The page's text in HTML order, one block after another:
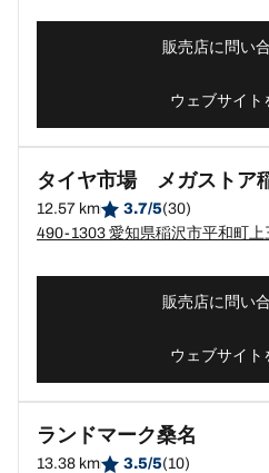
販売店に問い
ウェブサイト
タイヤ市場 メガストア
12.57 km 3.7/5(30)
販売店に問い
ウェブサイト
ランドマーク桑名
13.38 km 3.5/5(10)